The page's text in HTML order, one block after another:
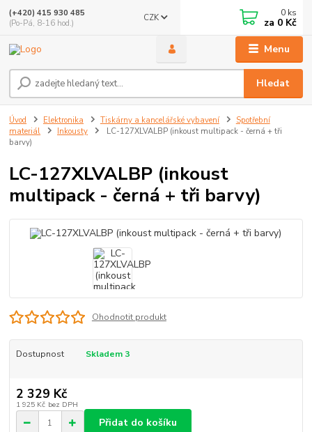
Menu
CZK
Hledat
(+420) 415 930 485
(Po-Pá, 8-16 hod.)
0 ks
za 0 Kč
Úvod Elektronika Tiskárny a kancelářské vybavení
Spotřební
materiál
Inkousty
LC-127XLVALBP (inkoust multipack - černá + tři
barvy)
LC-127XLVALBP (inkoust
multipack - černá + tři barvy)
Ohodnotit produkt
Dostupnost Skladem 3
2 329 Kč
1 925 Kč bez DPH
Přidat do košíku